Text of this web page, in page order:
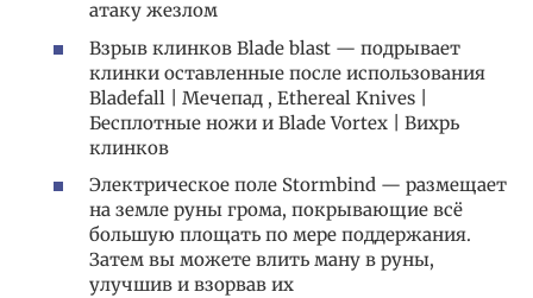
атаку жезлом
Взрыв клинков Blade blast — подрывает
клинки оставленные после использования
Bladefall | Мечепад , Ethereal Knives |
Бесплотные ножи и Blade Vortex | Вихрь
клинков
Электрическое поле Stormbind — размещает
на земле руны грома, покрывающие всё
большую площать по мере поддержания.
Затем вы можете влить ману в руны,
улучшив и взорвав их